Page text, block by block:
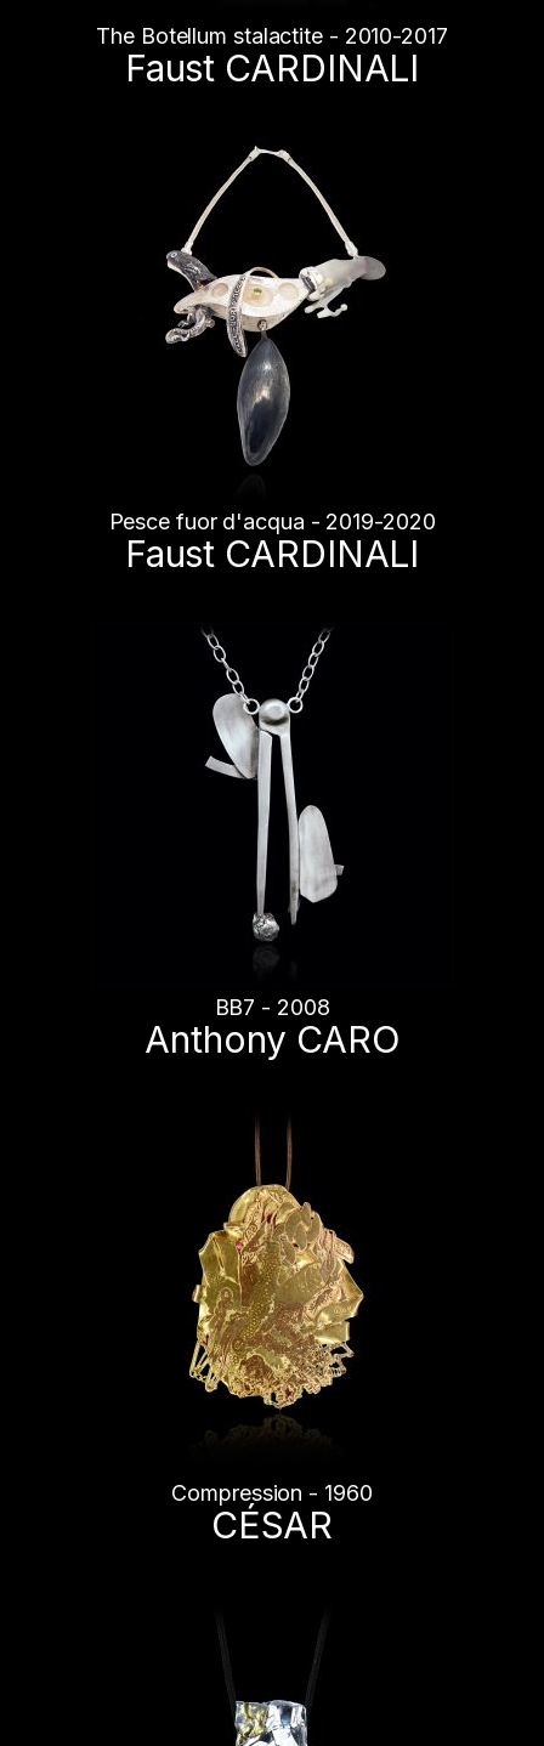
The Botellum stalactite - 2010-2017
Faust CARDINALI
Pesce fuor d'acqua - 2019-2020
Faust CARDINALI
BB7 - 2008
Anthony CARO
Compression - 1960
CÉSAR